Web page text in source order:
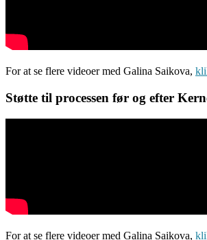
For at se flere videoer med Galina Saikova,
Støtte til processen før og efter
For at se flere videoer med Galina Saikova,